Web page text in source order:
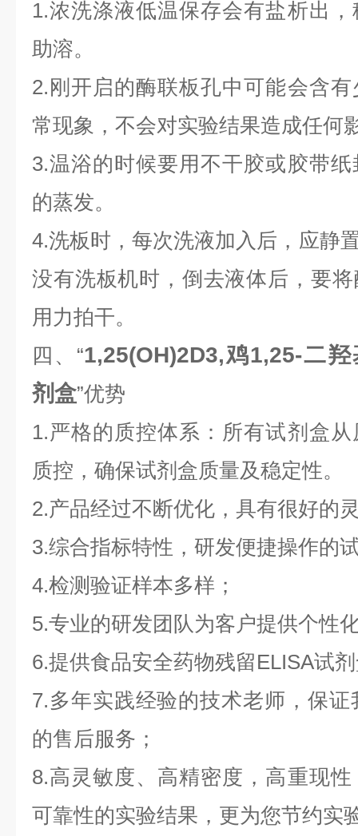
1.浓洗涤液低温保存会有盐析出
助溶。
2.刚开启的酶联板孔中可能会含
常现象，不会对实验结果造成任何
3.温浴的时候要用不干胶或胶带
的蒸发。
4.洗板时，每次洗液加入后，应静
没有洗板机时，倒去液体后，要
用力拍干。
四、“1,25(OH)2D3,鸡1,25-二
剂盒”优势
1.严格的质控体系：所有试剂盒
质控，确保试剂盒质量及稳定性。
2.产品经过不断优化，具有很好的
3.综合指标特性，研发便捷操作的
4.检测验证样本多样；
5.专业的研发团队为客户提供个性
6.提供食品安全药物残留ELISA试
7.多年实践经验的技术老师，保证
的售后服务；
8.高灵敏度、高精密度，高重现
可靠性的实验结果，更为您节约实